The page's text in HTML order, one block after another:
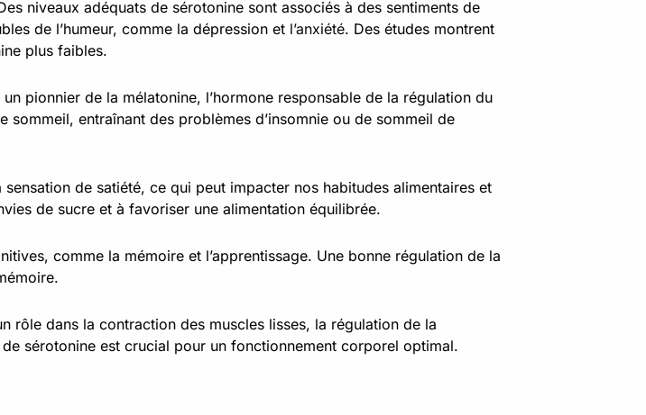
niveaux adéquats de sérotonine sont associés à des sentiments de
de l’humeur, comme la dépression et l’anxiété. Des études montrent
plus faibles.
pionnier de la mélatonine, l’hormone responsable de la régulation du
entraînant des problèmes d’insomnie ou de sommeil de
de satiété, ce qui peut impacter nos habitudes alimentaires et
de sucre et à favoriser une alimentation équilibrée.
comme la mémoire et l’apprentissage. Une bonne régulation de la
rôle dans la contraction des muscles lisses, la régulation de la
sérotonine est crucial pour un fonctionnement corporel optimal.